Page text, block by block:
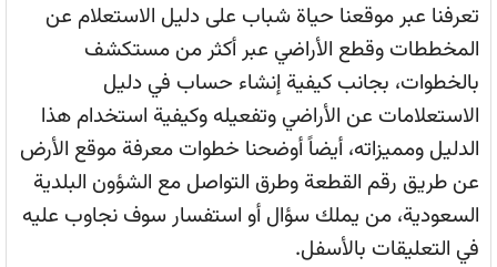
تعرفنا عبر موقعنا حياة شباب على دليل الاستعلام عن
المخططات وقطع الأراضي عبر أكثر من مستكشف
بالخطوات، بجانب كيفية إنشاء حساب في دليل
الاستعلامات عن الأراضي وتفعيله وكيفية استخدام هذا
الدليل ومميزاته، أيضاً أوضحنا خطوات معرفة موقع الأرض
عن طريق رقم القطعة وطرق التواصل مع الشؤون البلدية
السعودية، من يملك سؤال أو استفسار سوف نجاوب عليه
في التعليقات بالأسفل.